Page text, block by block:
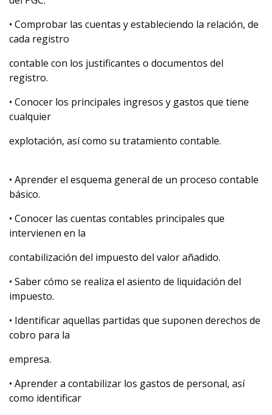
• Comprobar las cuentas y estableciendo la relación, de
cada registro
contable con los justificantes o documentos del
registro.
• Conocer los principales ingresos y gastos que tiene
cualquier
explotación, así como su tratamiento contable.
• Aprender el esquema general de un proceso contable
básico.
• Conocer las cuentas contables principales que
intervienen en la
contabilización del impuesto del valor añadido.
• Saber cómo se realiza el asiento de liquidación del
impuesto.
• Identificar aquellas partidas que suponen derechos de
cobro para la
empresa.
• Aprender a contabilizar los gastos de personal, así
como identificar